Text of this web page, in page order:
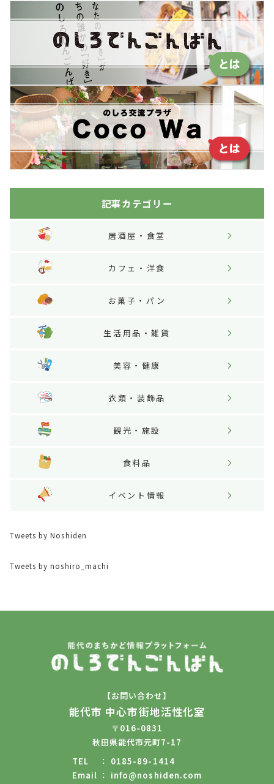
記事カテゴリー
居酒屋・食堂
カフェ・洋食
お菓子・パン
生活用品・雑貨
美容・健康
衣類・装飾品
観光・施設
食料品
イベント情報
Tweets by Noshiden
Tweets by noshiro_machi
【お問い合わせ】
能代市 中心市街地活性化室
〒016-0831
秋田県能代市元町7-17
TEL
0185-89-1414
Email
info@noshiden.com